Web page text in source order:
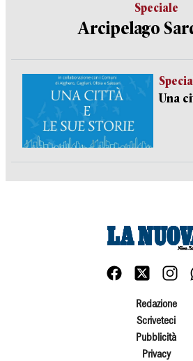
Speciale
Arcipelago
Una
Redazione
Scriveteci
Pubblicità
Privacy